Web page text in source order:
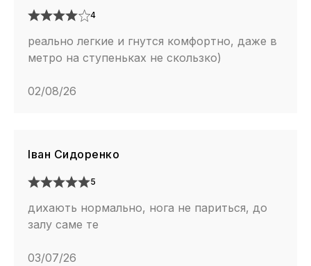
4
реально легкие и гнутся комфортно, даже в
метро на ступеньках не скользко)
02/08/26
Іван Сидоренко
5
дихають нормально, нога не париться, до
залу саме те
03/07/26